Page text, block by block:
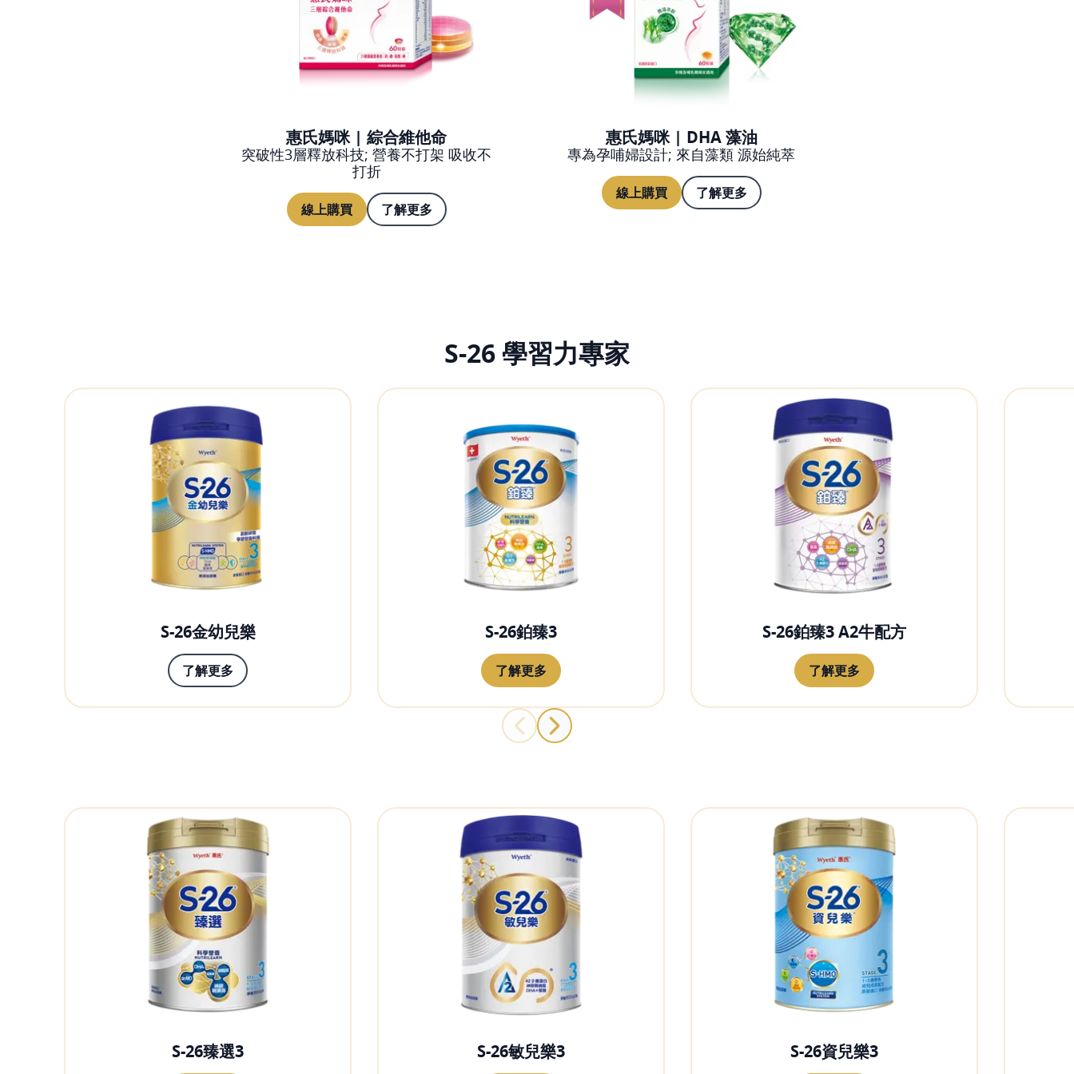
惠氏媽咪 | 綜合維他命
突破性3層釋放科技; 營養不打架 吸收不
打折
線上購買 了解更多
惠氏媽咪 | DHA 藻油
專為孕哺婦設計; 來自藻類 源始純萃
線上購買 了解更多
S-26 學習力專家
S-26金幼兒樂
了解更多
S-26鉑臻3
了解更多
S-26鉑臻3 A2牛配方
了解更多
S-26臻選3 S-26敏兒樂3 S-26資兒樂3